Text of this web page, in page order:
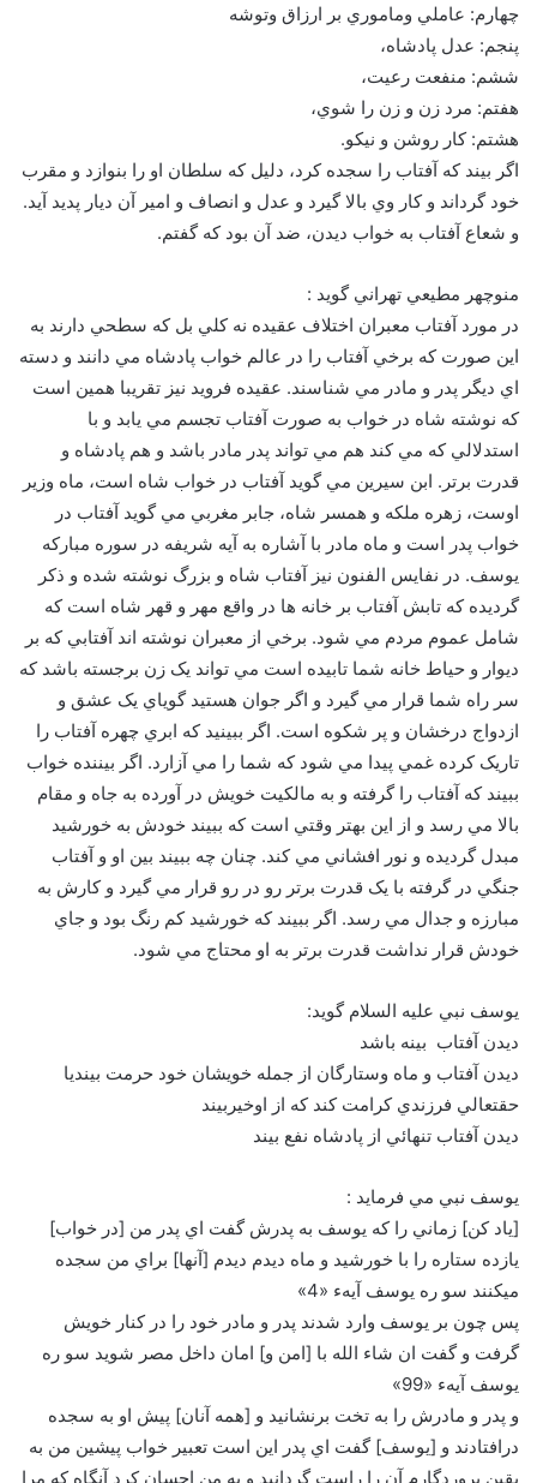
چهارم: عاملي وماموري بر ارزاق وتوشه
پنجم: عدل پادشاه،
ششم: منفعت رعيت،
هفتم: مرد زن و زن را شوي،
هشتم: كار روشن و نيكو.
اگر بيند كه آفتاب را سجده كرد، دليل كه سلطان او را بنوازد و مقرب
خود گرداند و كار وي بالا گيرد و عدل و انصاف و امير آن ديار پديد آيد.
و شعاع آفتاب به خواب ديدن، ضد آن بود كه گفتم.
منوچهر مطيعي تهراني گويد :
در مورد آفتاب معبران اختلاف عقيده نه کلي بل که سطحي دارند به
اين صورت که برخي آفتاب را در عالم خواب پادشاه مي دانند و دسته
اي ديگر پدر و مادر مي شناسند. عقيده فرويد نيز تقريبا همين است
که نوشته شاه در خواب به صورت آفتاب تجسم مي يابد و با
استدلالي که مي کند هم مي تواند پدر مادر باشد و هم پادشاه و
قدرت برتر. ابن سيرين مي گويد آفتاب در خواب شاه است، ماه وزير
اوست، زهره ملکه و همسر شاه، جابر مغربي مي گويد آفتاب در
خواب پدر است و ماه مادر با آشاره به آيه شريفه در سوره مبارکه
يوسف. در نفايس الفنون نيز آفتاب شاه و بزرگ نوشته شده و ذکر
گرديده که تابش آفتاب بر خانه ها در واقع مهر و قهر شاه است که
شامل عموم مردم مي شود. برخي از معبران نوشته اند آفتابي که بر
ديوار و حياط خانه شما تابيده است مي تواند يک زن برجسته باشد که
سر راه شما قرار مي گيرد و اگر جوان هستيد گوياي يک عشق و
ازدواج درخشان و پر شکوه است. اگر ببينيد که ابري چهره آفتاب را
تاريک کرده غمي پيدا مي شود که شما را مي آزارد. اگر بيننده خواب
ببيند که آفتاب را گرفته و به مالکيت خويش در آورده به جاه و مقام
بالا مي رسد و از اين بهتر وقتي است که ببيند خودش به خورشيد
مبدل گرديده و نور افشاني مي کند. چنان چه ببيند بين او و آفتاب
جنگي در گرفته با يک قدرت برتر رو در رو قرار مي گيرد و کارش به
مبارزه و جدال مي رسد. اگر ببيند که خورشيد کم رنگ بود و جاي
خودش قرار نداشت قدرت برتر به او محتاج مي شود.
يوسف نبي عليه السلام گويد:
ديدن آفتاب بينه باشد
ديدن آفتاب و ماه وستارگان از جمله خويشان خود حرمت بينديا
حقتعالي فرزندي کرامت کند که از اوخيربيند
ديدن آفتاب تنهائي از پادشاه نفع بيند
يوسف نبي مي فرمايد :
[ياد کن] زماني را که يوسف به پدرش گفت اي پدر من [در خواب]
يازده ستاره را با خورشيد و ماه ديدم ديدم [آنها] براي من سجده
مي‏کنند سو ره يوسف آيهء «4»
پس چون بر يوسف وارد شدند پدر و مادر خود را در کنار خويش
گرفت و گفت ان شاء الله با [امن و] امان داخل مصر شويد سو ره
يوسف آيهء «99»
و پدر و مادرش را به تخت برنشانيد و [همه آنان] پيش او به سجده
درافتادند و [يوسف] گفت اي پدر اين است تعبير خواب پيشين من به
يقين پروردگارم آن را راست گردانيد و به من احسان کرد آنگاه که مرا